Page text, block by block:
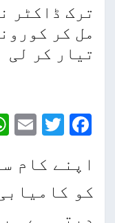
ترک ڈاکٹر
مل کر
تیار کر لی
اپنے کام
کو
دیتی ہے۔